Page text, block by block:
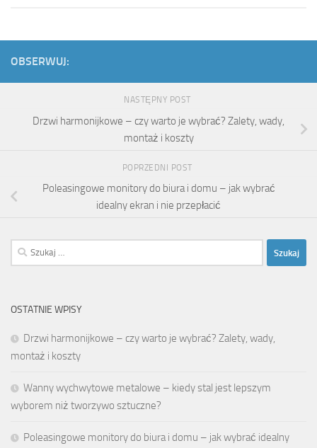
OBSERWUJ:
NASTĘPNY POST
Drzwi harmonijkowe – czy warto je wybrać? Zalety, wady,
montaż i koszty
POPRZEDNI POST
Poleasingowe monitory do biura i domu – jak wybrać
idealny ekran i nie przepłacić
Szukaj:
OSTATNIE WPISY
Drzwi harmonijkowe – czy warto je wybrać? Zalety, wady,
montaż i koszty
Wanny wychwytowe metalowe – kiedy stal jest lepszym
wyborem niż tworzywo sztuczne?
Poleasingowe monitory do biura i domu – jak wybrać idealny